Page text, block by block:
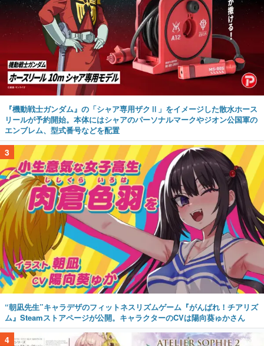
『機動戦士ガンダム』の「シャア専用ザクⅡ」をイメージした散水ホース
リールが予約開始。本体にはシャアのパーソナルマークやジオン公国軍の
エンブレム、型式番号などを配置
3
“朝凪先生”キャラデザのフィットネスリズムゲーム『がんばれ！チアリズ
ム』Steamストアページが公開。キャラクターのCVは陽向葵ゅかさん
4